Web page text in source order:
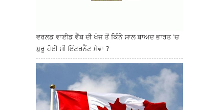
ਵਰਲਡ ਵਾਈਡ ਵੈੱਬ ਦੀ ਖੋਜ ਤੋਂ ਕਿੰਨੇ ਸਾਲ ਬਾਅਦ ਭਾਰਤ 'ਚ
ਸ਼ੁਰੂ ਹੋਈ ਸੀ ਇੰਟਰਨੈੱਟ ਸੇਵਾ ?